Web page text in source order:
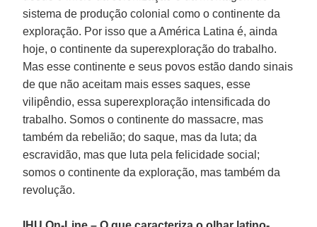
sistema de produção colonial como o continente da
exploração. Por isso que a América Latina é, ainda
hoje, o continente da superexploração do trabalho.
Mas esse continente e seus povos estão dando sinais
de que não aceitam mais esses saques, esse
vilipêndio, essa superexploração intensificada do
trabalho. Somos o continente do massacre, mas
também da rebelião; do saque, mas da luta; da
escravidão, mas que luta pela felicidade social;
somos o continente da exploração, mas também da
revolução.